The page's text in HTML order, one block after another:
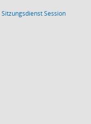
SitzungsdienstSession(Wird in